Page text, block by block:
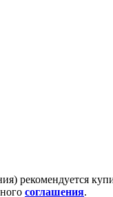
рекомендуется
соглашения.